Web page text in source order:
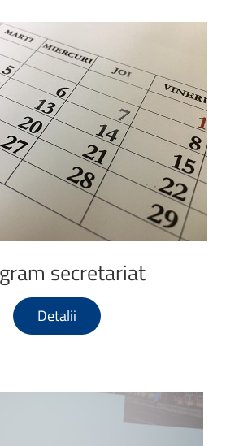
secretariat
Detalii